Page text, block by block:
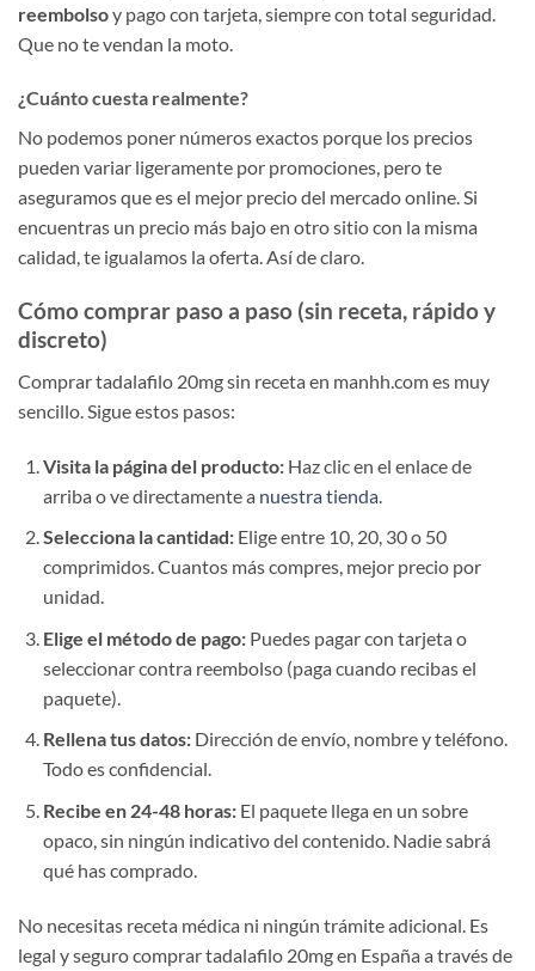
reembolsoy pago con tarjeta, siempre con total seguridad.
Que no te vendan la moto.
¿Cuánto cuesta realmente?
No podemos poner números exactos porque los precios
pueden variar ligeramente por promociones, pero te
aseguramos que es el mejor precio del mercado online. Si
encuentras un precio más bajo en otro sitio con la misma
calidad, te igualamos la oferta. Así de claro.
Cómo comprar paso a paso (sin receta, rápido y
discreto)
Comprar tadalafilo 20mg sin receta en manhh.com es muy
sencillo. Sigue estos pasos:
Visita la página del producto:Haz clic en el enlace de
arriba o ve directamente a nuestra tienda.
Selecciona la cantidad:Elige entre 10, 20, 30 o 50
comprimidos. Cuantos más compres, mejor precio por
unidad.
Elige el método de pago:Puedes pagar con tarjeta o
seleccionar contra reembolso (paga cuando recibas el
paquete).
Rellena tus datos:Dirección de envío, nombre y teléfono.
Todo es confidencial.
Recibe en 24-48 horas:El paquete llega en un sobre
opaco, sin ningún indicativo del contenido. Nadie sabrá
qué has comprado.
No necesitas receta médica ni ningún trámite adicional. Es
legal y seguro comprar tadalafilo 20mg en España a través de